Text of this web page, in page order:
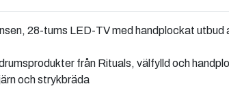
28-tums LED-TV med handplockat utbud
från Rituals, välfylld och
och strykbräda